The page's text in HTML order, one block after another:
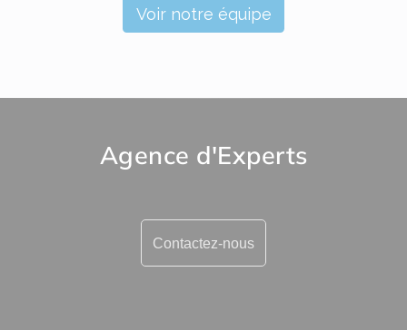
Voir notre équipe
Agence d'Experts
Contactez-nous